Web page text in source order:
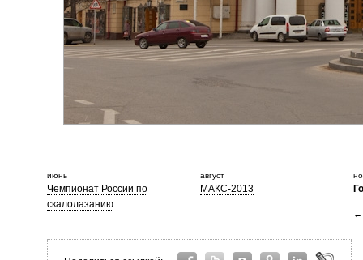
июнь
Чемпионат России по
скалолазанию
август
МАКС-2013
←